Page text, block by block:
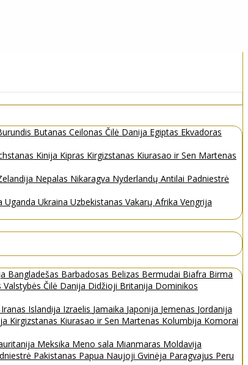
Butanas Ceilonas Čilė Danija Egiptas Ekvadoras
Kinija Kipras Kirgizstanas Kiurasao ir Sen Martenas
Nepalas Nikaragva Nyderlandų Antilai Padniestrė
Uganda Ukraina Uzbekistanas Vakarų Afrika Vengrija
Bangladešas Barbadosas Belizas Bermudai Biafra Birma
Čilė Danija Didžioji Britanija Dominikos
Iranas Islandija Izraelis Jamaika Japonija Jemenas Jordanija
Kirgizstanas Kiurasao ir Sen Martenas Kolumbija Komorai
Meksika Meno sala Mianmaras Moldavija
Pakistanas Papua Naujoji Gvinėja Paragvajus Peru